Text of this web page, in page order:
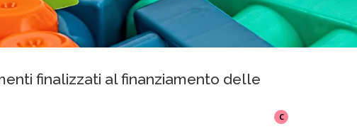
finalizzati al finanziamento delle
C